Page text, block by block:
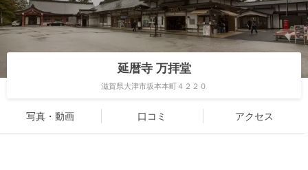
延暦寺 万拝堂
滋賀県大津市坂本本町４２２０
写真・動画 口コミ アクセス